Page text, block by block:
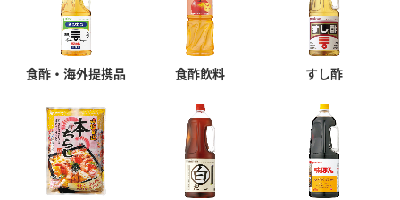
食酢・海外提携品 食酢飲料 すし酢